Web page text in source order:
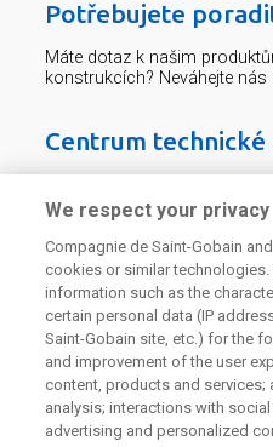
Potřebujete
Máte dotaz k našim
konstrukcích? Neváhejte nás
Centrum
226 292 224
Odebírejte náš
We respect your privacy
Compagnie de Saint-Gobain
cookies or similar technologies.
information such as the
certain personal data (IP
Saint-Gobain site, etc.) for the
and improvement of the user
content, products and services;
analysis; interactions with
advertising and personalized